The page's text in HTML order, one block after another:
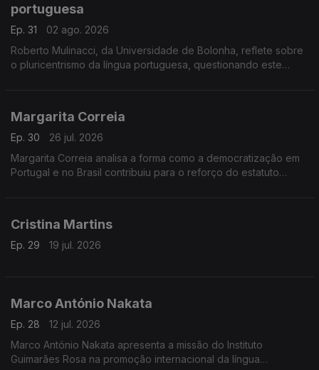
portuguesa
Ep. 31
02 ago. 2026
Roberto Mulinacci, da Universidade de Bolonha, reflete sobre
o pluricentrismo da língua portuguesa, questionando este
Margarita Correia
Ep. 30
26 jul. 2026
Margarita Correia analisa a forma como a democratização em
Portugal e no Brasil contribuiu para o reforço do estatuto
Cristina Martins
Ep. 29 19 jul. 2026
Marco António Nakata
Ep. 28
12 jul. 2026
Marco António Nakata apresenta a missão do Instituto
Guimarães Rosa na promoção internacional da língua